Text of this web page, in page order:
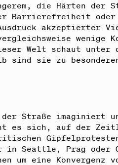
die Härten der
Barrierefreiheit
akzeptierter
wenige
Welt schaut unter
sie zu
Straße imaginiert
es sich, auf der
in Seattle, Prag oder
um eine Konvergenz